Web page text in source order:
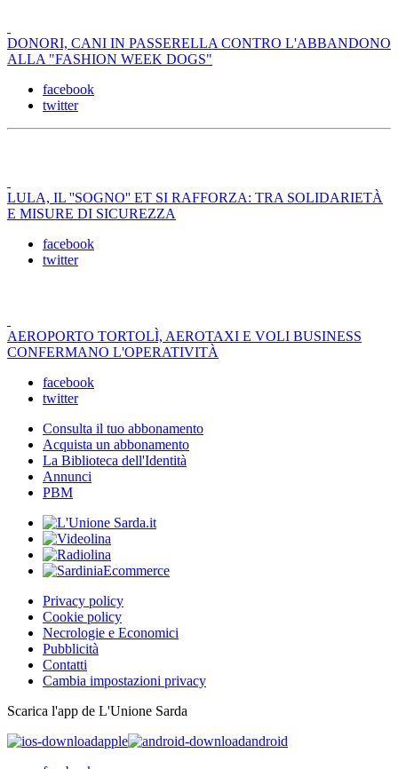
DONORI, CANI IN PASSERELLA CONTRO L'ABBANDONO
ALLA "FASHION WEEK DOGS"
facebook
twitter
LULA, IL ''SOGNO'' ET SI RAFFORZA: TRA SOLIDARIETÀ
E MISURE DI SICUREZZA
facebook
twitter
AEROPORTO TORTOLÌ, AEROTAXI E VOLI BUSINESS
CONFERMANO L'OPERATIVITÀ
facebook
twitter
Consulta il tuo abbonamento
Acquista un abbonamento
La Biblioteca dell'Identità
Annunci
PBM
Privacy policy
Cookie policy
Necrologie e Economici
Pubblicità
Contatti
Cambia impostazioni privacy
Scarica l'app de L'Unione Sarda
apple
android